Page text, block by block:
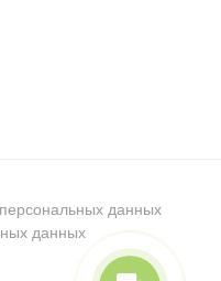
данных
данных